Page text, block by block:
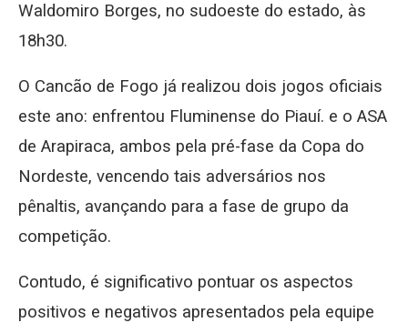
Waldomiro Borges, no sudoeste do estado, às
18h30.
O Cancão de Fogo já realizou dois jogos oficiais
este ano: enfrentou Fluminense do Piauí. e o ASA
de Arapiraca, ambos pela pré-fase da Copa do
Nordeste, vencendo tais adversários nos
pênaltis, avançando para a fase de grupo da
competição.
Contudo, é significativo pontuar os aspectos
positivos e negativos apresentados pela equipe